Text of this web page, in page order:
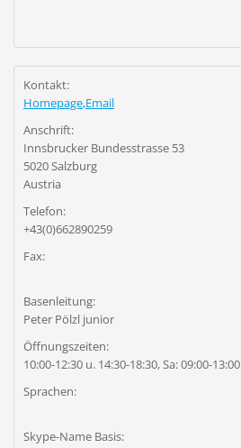
Kontakt:
Homepage,Email
Anschrift:
Innsbrucker Bundesstrasse 53
5020 Salzburg
Austria
Telefon:
+43(0)662890259
Fax:
Basenleitung:
Peter Pölzl junior
Öffnungszeiten:
10:00-12:30 u. 14:30-18:30, Sa: 09:00-13:00
Sprachen:
Skype-Name Basis: